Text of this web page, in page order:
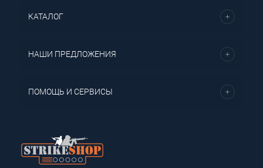
КАТАЛОГ
НАШИ ПРЕДЛОЖЕНИЯ
ПОМОЩЬ И СЕРВИСЫ